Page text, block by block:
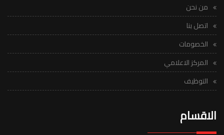
من نحن
اتصل بنا
الخصومات
المركز الاعلامي
التوظيف
الاقسام